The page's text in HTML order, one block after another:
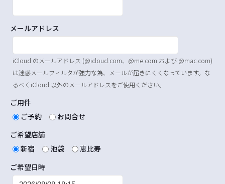
メールアドレス
iCloud のメールアドレス (@icloud.com、@me.com および @mac.com)
は迷惑メールフィルタが強力な為、メールが届きにくくなっています。な
るべくiCloud 以外のメールアドレスをご使用ください。
ご用件
ご予約
お問合せ
ご希望店舗
新宿
池袋
恵比寿
ご希望日時